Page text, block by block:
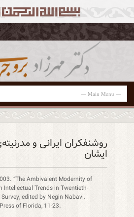
روشنفکران ایرانی و
ایشان
“The Ambivalent Modernity of
Intellectual Trends in Twentieth-
edited by Negin Nabavi.
of Florida, 11-23.